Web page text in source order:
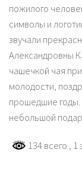
пожилого
символы и
звучали
Александровны
чашечкой чая
молодости,
прошедшие годы.
небольшой
134 всего , 1